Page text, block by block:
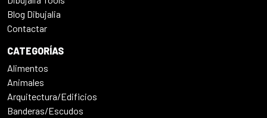
Blog Dibujalia
Contactar
CATEGORÍAS
Alimentos
Animales
Arquitectura/Edificios
Banderas/Escudos